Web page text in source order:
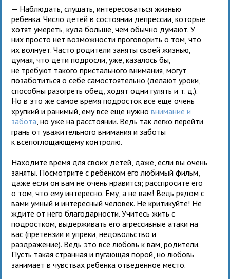
— Наблюдать, слушать, интересоваться жизнью
ребенка. Число детей в состоянии депрессии, которые
хотят умереть, куда больше, чем обычно думают. У
них просто нет возможности проговорить о том, что
их волнует. Часто родители заняты своей жизнью,
думая, что дети подросли, уже, казалось бы,
не требуют такого пристального внимания, могут
позаботиться о себе самостоятельно (делают уроки,
способны разогреть обед, ходят одни гулять и т. д.).
Но в это же самое время подросток все еще очень
хрупкий и ранимый, ему все еще нужновнимание и
забота , но уже на расстоянии. Ведь так легко перейти
грань от уважительного внимания и заботы
к всепоглощающему контролю.
Находите время для своих детей, даже, если вы очень
заняты. Посмотрите с ребенком его любимый фильм,
даже если он вам не очень нравится; расспросите его
о том, что ему интересно. Ему, а не вам! Ведь рядом с
вами умный и интересный человек. Не критикуйте! Не
ждите от него благодарности. Учитесь жить с
подростком, выдерживать его агрессивные атаки на
вас (претензии и упреки, недовольство и
раздражение). Ведь это все любовь к вам, родители.
Пусть такая странная и пугающая порой, но любовь
занимает в чувствах ребенка отведенное место.